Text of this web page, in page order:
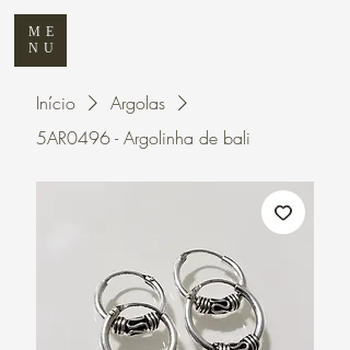
ME
NU
Início
Argolas
5AR0496 - Argolinha de bali